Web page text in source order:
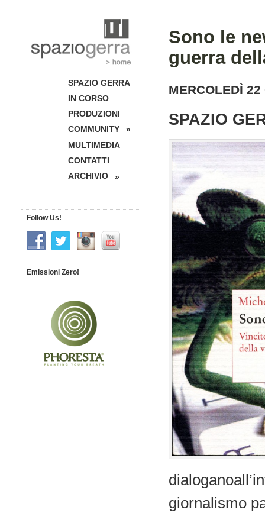
Sono le
guerra
MERCOLEDÌ
SPAZIO
giornalismo
SPAZIO GERRA
IN CORSO
PRODUZIONI
COMMUNITY
»
MULTIMEDIA
CONTATTI
ARCHIVIO
»
Follow Us!
Emissioni Zero!